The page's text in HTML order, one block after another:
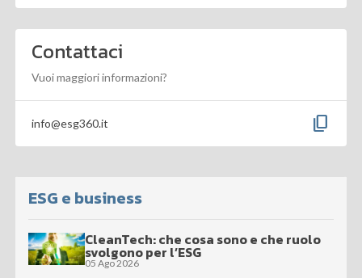
Contattaci
Vuoi maggiori informazioni?
info@esg360.it content_copy
ESG e business
CleanTech: che cosa sono e che ruolo
svolgono per l’ESG
05 Ago 2026